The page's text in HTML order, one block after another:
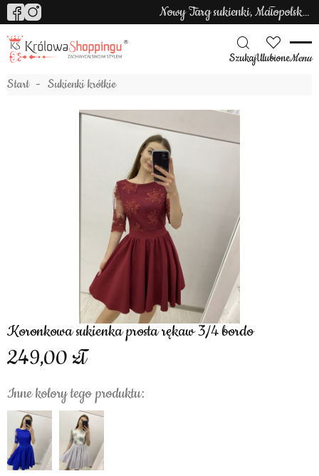
Nowy Targ sukienki, Małopolska sukienki
SzukajUlubioneMenu
Start Sukienki krótkie
Koronkowa sukienka prosta rękaw 3/4 bordo
249,00
Inne kolory tego produktu: